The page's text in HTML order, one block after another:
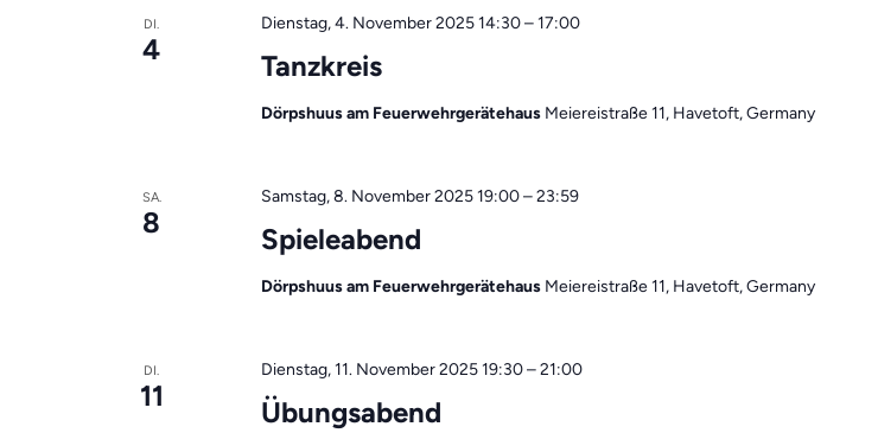
DI.
4 Tanzkreis
Dienstag, 4. November 2025 14:30–17:00
Dörpshuus am Feuerwehrgerätehaus Meiereistraße 11, Havetoft, Germany
SA.
8 Spieleabend
Samstag, 8. November 2025 19:00–23:59
Dörpshuus am Feuerwehrgerätehaus Meiereistraße 11, Havetoft, Germany
DI.
11 Übungsabend
Dienstag, 11. November 2025 19:30–21:00